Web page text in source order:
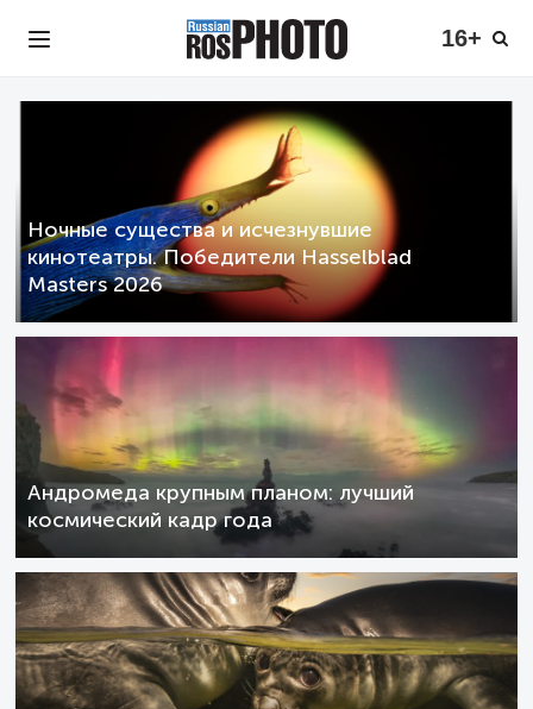
16+
Ночные существа и исчезнувшие
кинотеатры. Победители Hasselblad
Masters 2026
Андромеда крупным планом: лучший
космический кадр года